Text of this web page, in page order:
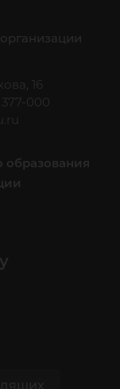
16
000
образования